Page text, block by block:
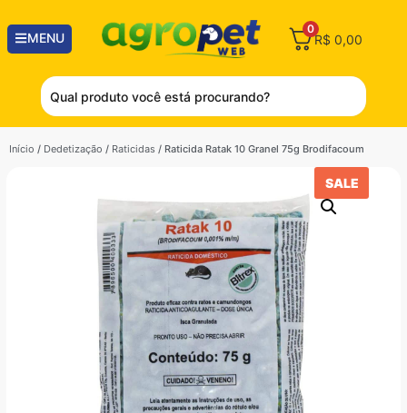
MENU
0
R$ 0,00
Início / Dedetização / Raticidas / Raticida Ratak 10 Granel 75g Brodifacoum
SALE